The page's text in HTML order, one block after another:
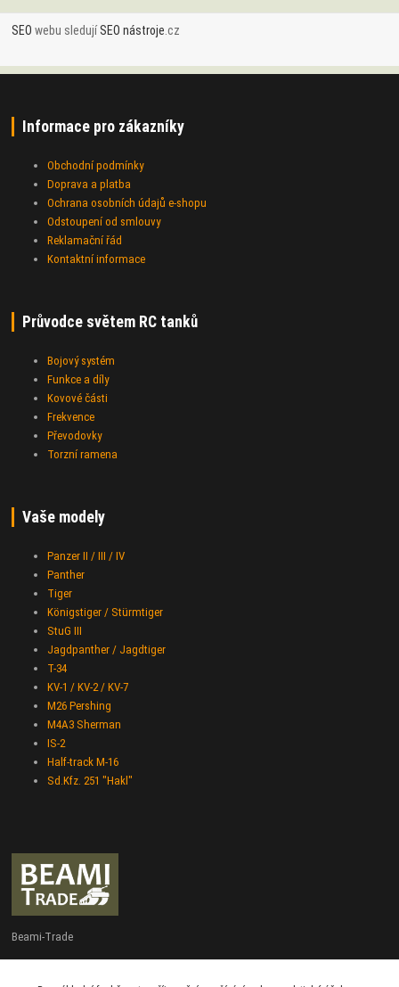
SEO webu sledujíSEO nástroje .cz
Informace pro zákazníky
Obchodní podmínky
Doprava a platba
Ochrana osobních údajů e-shopu
Odstoupení od smlouvy
Reklamační řád
Kontaktní informace
Průvodce světem RC tanků
Bojový systém
Funkce a díly
Kovové části
Frekvence
Převodovky
Torzní ramena
Vaše modely
Panzer II / III / IV
Panther
Tiger
Königstiger / Stürmtiger
StuG III
Jagdpanther / Jagdtiger
T-34
KV-1 / KV-2 / KV-7
M26 Pershing
M4A3 Sherman
IS-2
Half-track M-16
Sd.Kfz. 251 "Hakl"
Beami-Trade
+420 775 427 778